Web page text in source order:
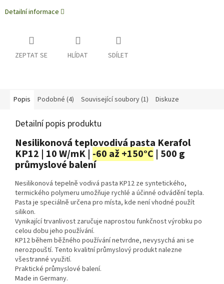
Detailní informace
ZEPTAT SE HLÍDAT SDÍLET
Popis Podobné (4) Související soubory (1) Diskuze
Detailní popis produktu
Nesilikonová teplovodivá pasta Kerafol
KP12 | 10 W/mK | -60 až +150°C | 500 g
průmyslové balení
Nesilikonová tepelně vodivá pasta KP12 ze syntetického,
termického polymeru umožňuje rychlé a účinné odvádění tepla.
Pasta je speciálně určena pro místa, kde není vhodné použít
silikon.
Vynikající trvanlivost zaručuje naprostou funkčnost výrobku po
celou dobu jeho používání.
KP12 během běžného používání netvrdne, nevysychá ani se
nerozpouští. Tento kvalitní průmyslový produkt nalezne
všestranné využití.
Praktické průmyslové balení.
Made in Germany.